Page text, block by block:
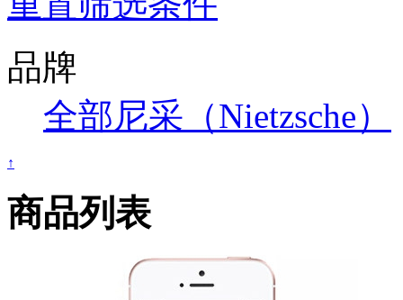
品牌
全部尼采（Nietzsche）
↑
商品列表